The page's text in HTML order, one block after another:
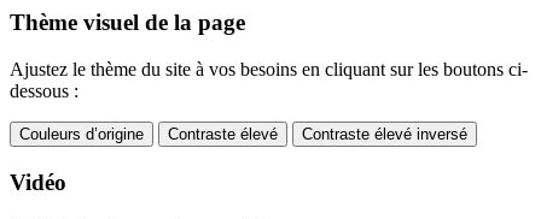
Thème visuel de la page
Ajustez le thème du site à vos besoins en cliquant sur les boutons ci-
dessous :
Couleurs d’origine Contraste élevé Contraste élevé inversé
Vidéo